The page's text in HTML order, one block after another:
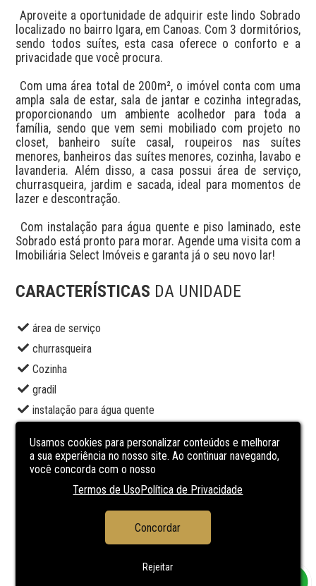
localizado no bairro Igara, em Canoas. Com 3 dormitórios,
sendo todos suítes, esta casa oferece o conforto e a
privacidade que você procura.
ampla sala de estar, sala de jantar e cozinha integradas,
proporcionando um ambiente acolhedor para toda a
família, sendo que vem semi mobiliado com projeto no
closet, banheiro suíte casal, roupeiros nas suítes
menores, banheiros das suítes menores, cozinha, lavabo e
lavanderia. Além disso, a casa possui área de serviço,
churrasqueira, jardim e sacada, ideal para momentos de
lazer e descontração.
Sobrado está pronto para morar. Agende uma visita com a
Imobiliária Select Imóveis e garanta já o seu novo lar!
CARACTERÍSTICAS DA UNIDADE
área de serviço
churrasqueira
Cozinha
gradil
instalação para água quente
lavabo
living 2 ambientes
piso laminado
Usamos cookies para personalizar conteúdos e melhorar
a sua experiência no nosso site. Ao continuar navegando,
você concorda com o nosso
Termos de UsoPolítica de Privacidade
Concordar
Rejeitar